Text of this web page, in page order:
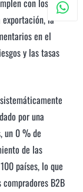
la
en el
y las tasas
por una
un 0 % de
de las
países, lo que
B2B